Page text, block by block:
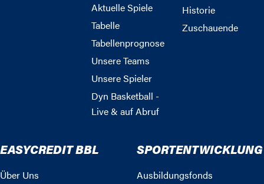
Aktuelle Spiele
Tabelle
Tabellenprognose
Unsere Teams
Unsere Spieler
Dyn Basketball -
Live & auf Abruf
Historie
Zuschauende
EASYCREDIT BBL
Über Uns
SPORTENTWICKLUNG
Ausbildungsfonds